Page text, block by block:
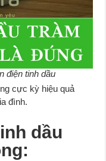
điện tinh dầu
cực kỳ hiệu quả
đình.
dầu